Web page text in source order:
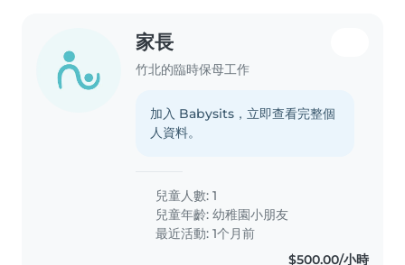
家長
竹北的臨時保母工作
加入 Babysits，立即查看完整個
人資料。
兒童人數: 1
兒童年齡:幼稚園小朋友
最近活動: 1个月前
$500.00/小時